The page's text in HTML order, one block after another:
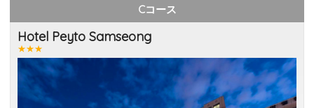
Cコース
Hotel Peyto Samseong
★★★